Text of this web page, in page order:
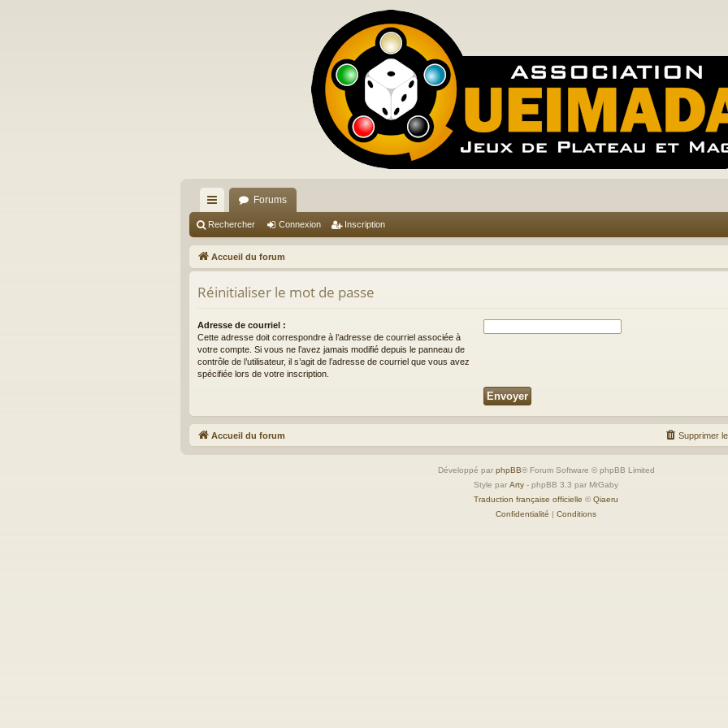
ac
co
ur
ci
s
Forums
Rechercher Connexion Inscription
Accueil du forum
Réinitialiser le mot de passe
Adresse de courriel :
Cette adresse doit correspondre à l’adresse de courriel associée à
votre compte. Si vous ne l’avez jamais modifié depuis le panneau de
contrôle de l’utilisateur, il s’agit de l’adresse de courriel que vous avez
spécifiée lors de votre inscription.
Accueil du forum Supprimer
Développé par phpBB® Forum Software © phpBB Limited
Style par Arty - phpBB 3.3 par MrGaby
Traduction française officielle © Qiaeru
Confidentialité | Conditions